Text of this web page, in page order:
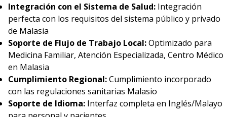
Integración con el Sistema de Salud: Integración
perfecta con los requisitos del sistema público y privado
de Malasia
Soporte de Flujo de Trabajo Local:Optimizado para
Medicina Familiar, Atención Especializada, Centro Médico
en Malasia
Cumplimiento Regional:Cumplimiento incorporado
con las regulaciones sanitarias Malasio
Soporte de Idioma: Interfaz completa en Inglés/Malayo